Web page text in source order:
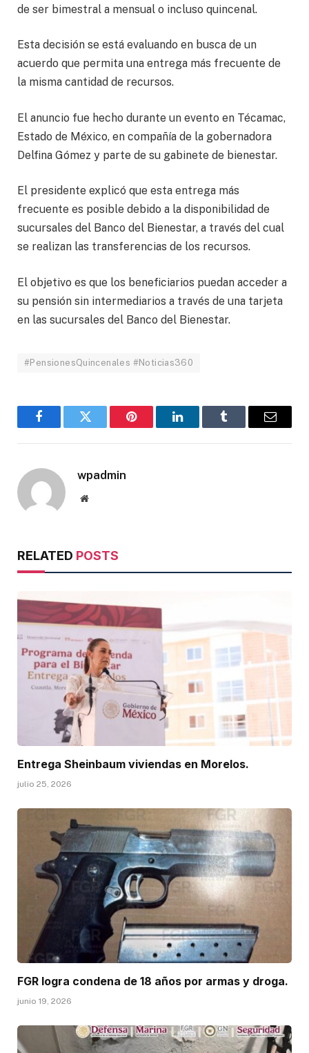
de ser bimestral a mensual o incluso quincenal.
Esta decisión se está evaluando en busca de un
acuerdo que permita una entrega más frecuente de
la misma cantidad de recursos.
El anuncio fue hecho durante un evento en Técamac,
Estado de México, en compañía de la gobernadora
Delfina Gómez y parte de su gabinete de bienestar.
El presidente explicó que esta entrega más
frecuente es posible debido a la disponibilidad de
sucursales del Banco del Bienestar, a través del cual
se realizan las transferencias de los recursos.
El objetivo es que los beneficiarios puedan acceder a
su pensión sin intermediarios a través de una tarjeta
en las sucursales del Banco del Bienestar.
#PensionesQuincenales #Noticias360
FacebookTwitter Pinterest LinkedInTumblr Email
wpadmin
Website
RELATED POSTS
Entrega Sheinbaum viviendas en Morelos.
julio 25, 2026
FGR logra condena de 18 años por armas y droga.
junio 19, 2026